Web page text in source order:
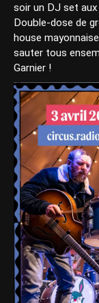
soir un DJ set
Double-dose de
house
sauter tous
Garnier !